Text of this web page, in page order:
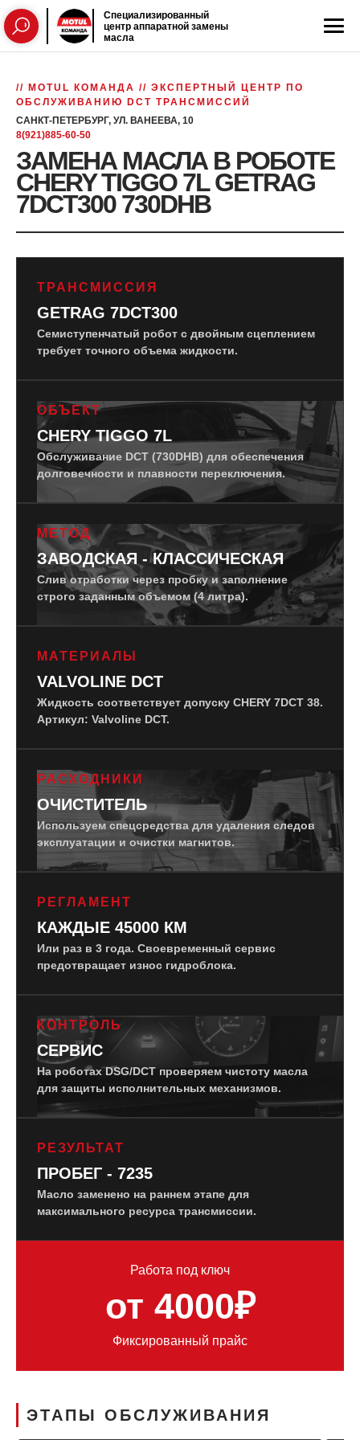
Специализированный
центр аппаратной замены
масла
// MOTUL КОМАНДА // ЭКСПЕРТНЫЙ ЦЕНТР ПО
ОБСЛУЖИВАНИЮ DCT ТРАНСМИССИЙ
САНКТ-ПЕТЕРБУРГ, УЛ. ВАНЕЕВА, 10
8(921)885-60-50
ЗАМЕНА МАСЛА В РОБОТЕ
CHERY TIGGO 7L GETRAG
7DCT300 730DHB
Работа под ключ
от 4000₽
Фиксированный прайс
ТРАНСМИССИЯ
GETRAG 7DCT300
Семиступенчатый робот с двойным сцеплением
требует точного объема жидкости.
ОБЪЕКТ
CHERY TIGGO 7L
Обслуживание DCT (730DHB) для обеспечения
долговечности и плавности переключения.
МЕТОД
ЗАВОДСКАЯ - КЛАССИЧЕСКАЯ
Слив отработки через пробку и заполнение
строго заданным объемом (4 литра).
МАТЕРИАЛЫ
VALVOLINE DCT
Жидкость соответствует допуску CHERY 7DCT 38.
Артикул: Valvoline DCT.
РАСХОДНИКИ
ОЧИСТИТЕЛЬ
Используем спецсредства для удаления следов
эксплуатации и очистки магнитов.
РЕГЛАМЕНТ
КАЖДЫЕ 45000 КМ
Или раз в 3 года. Своевременный сервис
предотвращает износ гидроблока.
КОНТРОЛЬ
СЕРВИС
На роботах DSG/DCT проверяем чистоту масла
для защиты исполнительных механизмов.
РЕЗУЛЬТАТ
ПРОБЕГ - 7235
Масло заменено на раннем этапе для
максимального ресурса трансмиссии.
ЭТАПЫ ОБСЛУЖИВАНИЯ